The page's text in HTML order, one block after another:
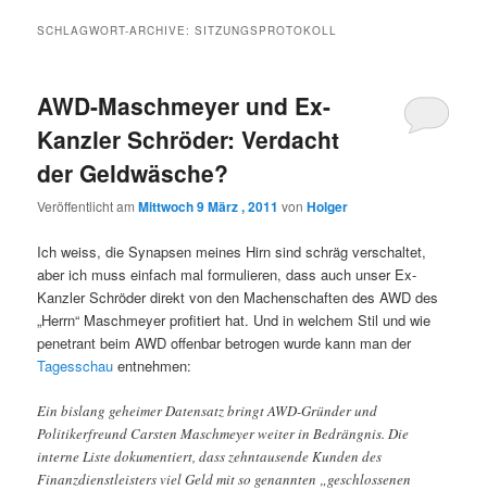
SCHLAGWORT-ARCHIVE:SITZUNGSPROTOKOLL
AWD-Maschmeyer und Ex-
Kanzler Schröder: Verdacht
der Geldwäsche?
Veröffentlicht amMittwoch 9 März , 2011 vonHolger
Ich weiss, die Synapsen meines Hirn sind schräg verschaltet,
aber ich muss einfach mal formulieren, dass auch unser Ex-
Kanzler Schröder direkt von den Machenschaften des AWD des
„Herrn“ Maschmeyer profitiert hat. Und in welchem Stil und wie
penetrant beim AWD offenbar betrogen wurde kann man der
Tagesschau entnehmen:
Ein bislang geheimer Datensatz bringt AWD-Gründer und
Politikerfreund Carsten Maschmeyer weiter in Bedrängnis. Die
interne Liste dokumentiert, dass zehntausende Kunden des
Finanzdienstleisters viel Geld mit so genannten „geschlossenen